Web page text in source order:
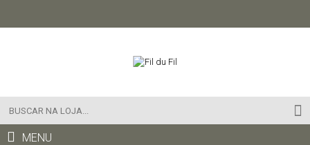
MENU